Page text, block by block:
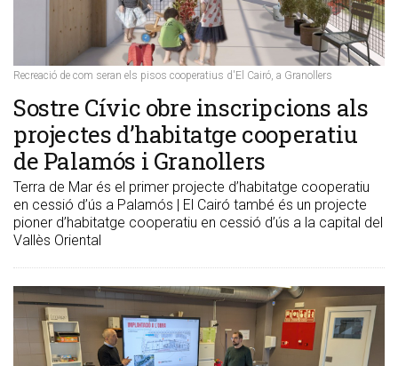
Recreació de com seran els pisos cooperatius d'El Cairó, a Granollers
​Sostre Cívic obre inscripcions als
projectes d’habitatge cooperatiu
de Palamós i Granollers
Terra de Mar és el primer projecte d’habitatge cooperatiu
en cessió d’ús a Palamós | El Cairó també és un projecte
pioner d’habitatge cooperatiu en cessió d’ús a la capital del
Vallès Oriental